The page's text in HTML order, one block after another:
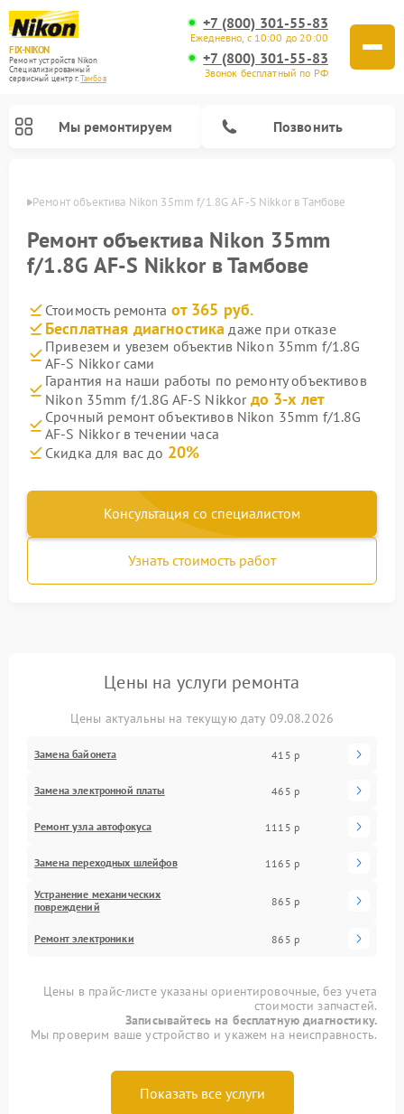
FIX-NIKON
Ремонт устройств Nikon
Специализированный
cервисный центр г.Тамбов
+7 (800) 301-55-83
Ежедневно, с 10:00 до 20:00
+7 (800) 301-55-83
Звонок бесплатный по РФ
Мы ремонтируем Позвонить
Ремонт объектива Nikon 35mm f/1.8G AF-S Nikkor в Тамбове
Ремонт объектива Nikon 35mm
f/1.8G AF-S Nikkor в Тамбове
Стоимость ремонта от 365 руб.
Бесплатная диагностика даже при отказе
Привезем и увезем объектив Nikon 35mm f/1.8G
AF-S Nikkor сами
Гарантия на наши работы по ремонту объективов
Nikon 35mm f/1.8G AF-S Nikkor до 3-х лет
Срочный ремонт объективов Nikon 35mm f/1.8G
AF-S Nikkor в течении часа
Скидка для вас до 20%
Консультация со специалистом
Узнать стоимость работ
Цены на услуги ремонта
Цены актуальны на текущую дату 09.08.2026
Замена байонета 415 р
Замена электронной платы 465 р
Ремонт узла автофокуса 1115 р
Замена переходных шлейфов 1165 р
Устранение механических
повреждений
865 р
Ремонт электроники 865 р
Цены в прайс-листе указаны ориентировочные, без учета
стоимости запчастей.
Записывайтесь на бесплатную диагностику.
Мы проверим ваше устройство и укажем на неисправность.
Показать все услуги